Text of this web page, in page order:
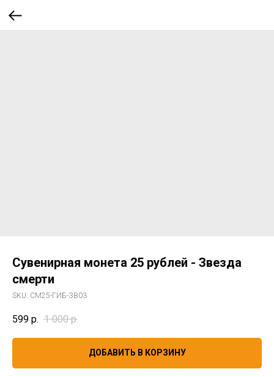
Сувенирная монета 25 рублей - Звезда
смерти
SKU: СМ25-ГИБ-ЗВ03
599 р. 1 000 р.
ДОБАВИТЬ В КОРЗИНУ